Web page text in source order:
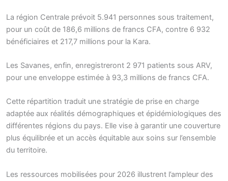
La région Centrale prévoit 5.941 personnes sous traitement,
pour un coût de 186,6 millions de francs CFA, contre 6 932
bénéficiaires et 217,7 millions pour la Kara.
Les Savanes, enfin, enregistreront 2 971 patients sous ARV,
pour une enveloppe estimée à 93,3 millions de francs CFA.
Cette répartition traduit une stratégie de prise en charge
adaptée aux réalités démographiques et épidémiologiques des
différentes régions du pays. Elle vise à garantir une couverture
plus équilibrée et un accès équitable aux soins sur l’ensemble
du territoire.
Les ressources mobilisées pour 2026 illustrent l’ampleur des